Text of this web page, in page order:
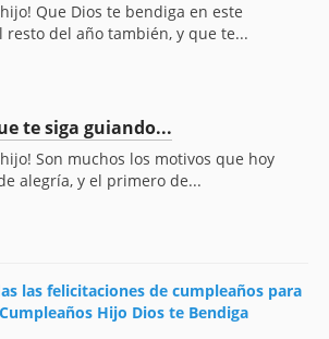
Que Dios te bendiga en este
resto del año también, y que te...
te siga guiando...
Son muchos los motivos que hoy
alegría, y el primero de...
las felicitaciones de cumpleaños para
Hijo Dios te Bendiga